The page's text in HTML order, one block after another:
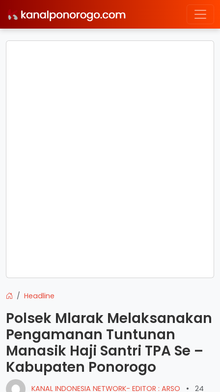
Headline
Polsek Mlarak Melaksanakan
Pengamanan Tuntunan
Manasik Haji Santri TPA Se –
Kabupaten Ponorogo
KANAL INDONESIA NETWORK- EDITOR : ARSO •
24